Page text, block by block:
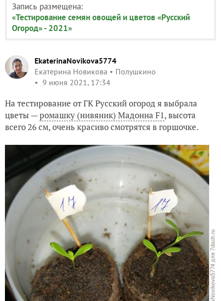
Запись размещена:
«Тестирование семян овощей и цветов «Русский
Огород» - 2021»
EkaterinaNovikova5774
Екатерина Новикова
Полушкино
9 июня 2021, 17:34
На тестирование от ГК Русский огород я выбрала
цветы —ромашку (нивяник) Мадонна F1, высота
всего 26 см, очень красиво смотрятся в горшочке.